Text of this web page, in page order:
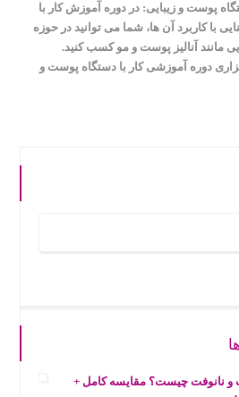
پوست و زیبایی: در دوره آموزش کار با
با کاربرد آن ها، شما می توانید در حوزه
مانند آنالیز پوست و مو کسب کنید.
دوره آموزشی کار با دستگاه پوست و
و نانوفت چیست؟ مقایسه کامل +